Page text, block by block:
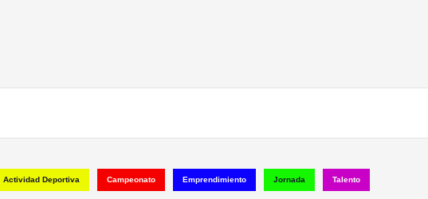
Actividad Deportiva Campeonato Emprendimiento Jornada Talento